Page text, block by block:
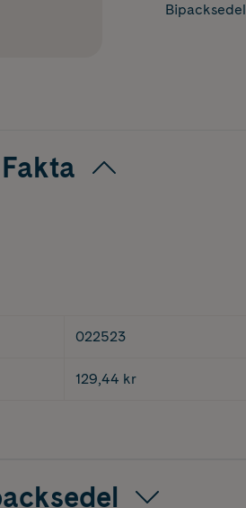
Bipacksedel
Fakta
022523
129,44 kr